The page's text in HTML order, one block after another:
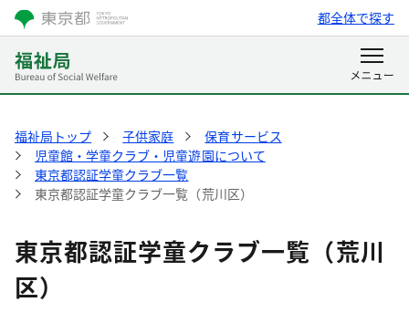
都全体で探す
福祉局トップ 子供家庭
保育サービス
児童館・学童クラブ・児童遊園について
東京都認証学童クラブ一覧
東京都認証学童クラブ一覧（荒川区）
東京都認証学童クラブ一覧（荒川
区）